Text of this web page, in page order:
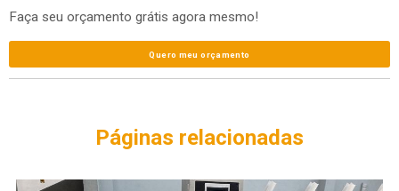
Faça seu orçamento grátis agora mesmo!
Quero meu orçamento
Páginas relacionadas